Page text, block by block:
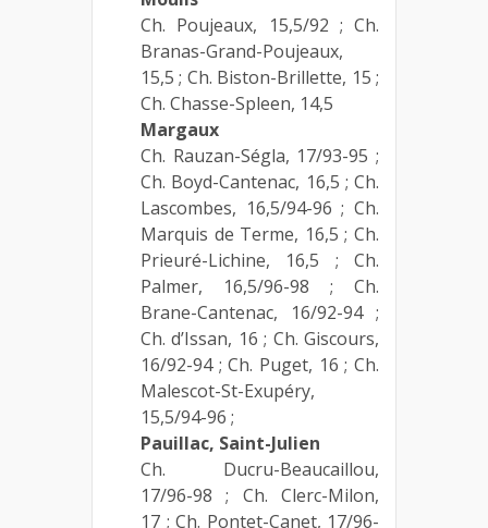
Ch. Poujeaux, 15,5/92 ; Ch.
Branas-Grand-Poujeaux,
15,5 ; Ch. Biston-Brillette, 15 ;
Ch. Chasse-Spleen, 14,5
Margaux
Ch. Rauzan-Ségla, 17/93-95 ;
Ch. Boyd-Cantenac, 16,5 ; Ch.
Lascombes, 16,5/94-96 ; Ch.
Marquis de Terme, 16,5 ; Ch.
Prieuré-Lichine, 16,5 ; Ch.
Palmer, 16,5/96-98 ; Ch.
Brane-Cantenac, 16/92-94 ;
Ch. d’Issan, 16 ; Ch. Giscours,
16/92-94 ; Ch. Puget, 16 ; Ch.
Malescot-St-Exupéry,
15,5/94-96 ;
Pauillac, Saint-Julien
Ch. Ducru-Beaucaillou,
17/96-98 ; Ch. Clerc-Milon,
17 ; Ch. Pontet-Canet, 17/96-